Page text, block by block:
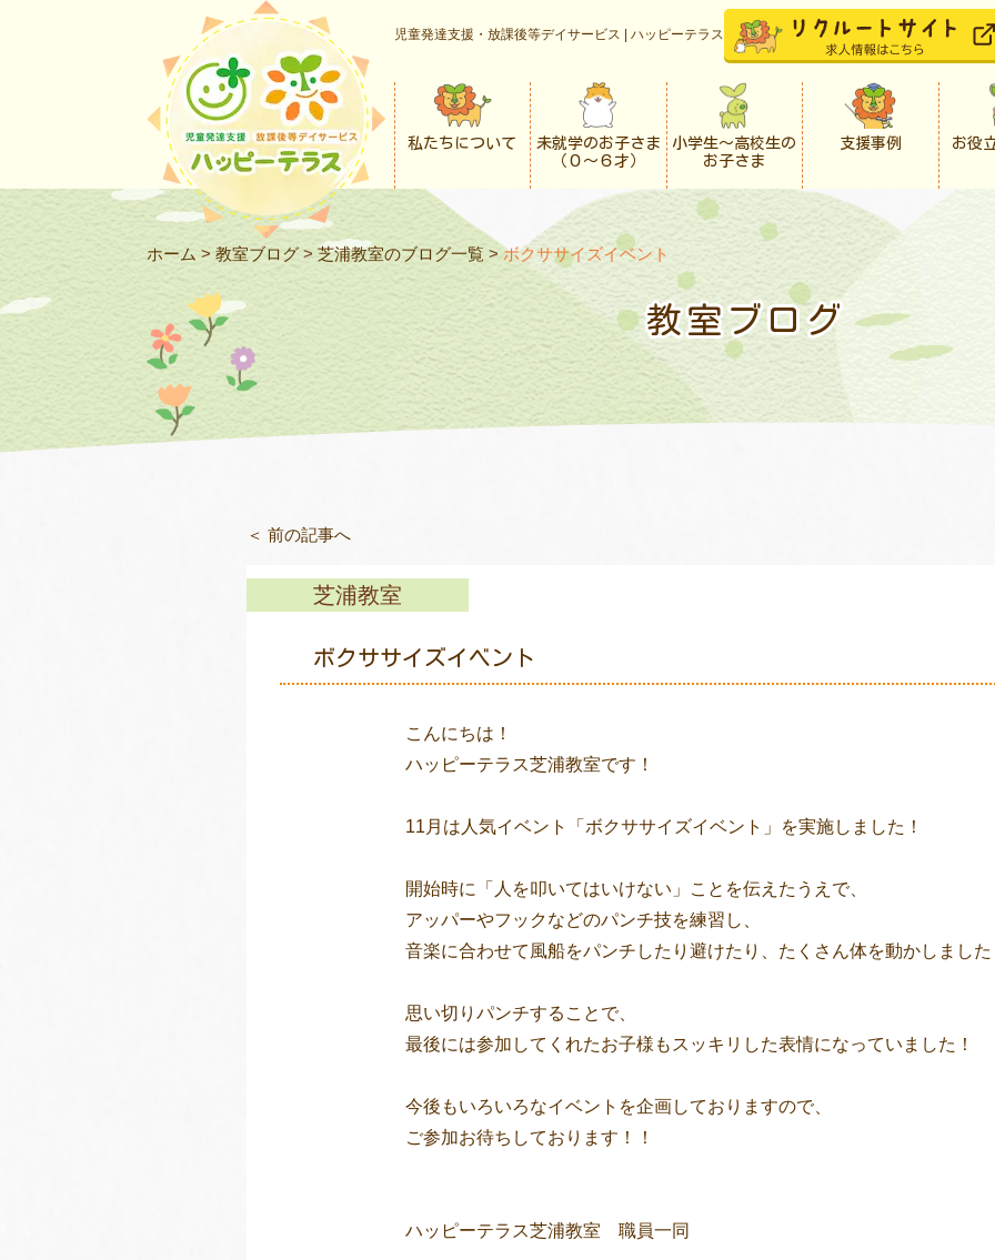
児童発達支援・放課後等デイサービス | ハッピーテラス
私たちについて
未就学のお子さま
（０〜６才）
小学生〜高校生の
お子さま
支援事例 お役
ホーム > 教室ブログ > 芝浦教室のブログ一覧 > ボクササイズイベント
教室ブログ
＜ 前の記事へ
芝浦教室
ボクササイズイベント
こんにちは！
ハッピーテラス芝浦教室です！
11月は人気イベント「ボクササイズイベント」を実施しました！
開始時に「人を叩いてはいけない」ことを伝えたうえで、
アッパーやフックなどのパンチ技を練習し、
音楽に合わせて風船をパンチしたり避けたり、たくさん体を動かしました
思い切りパンチすることで、
最後には参加してくれたお子様もスッキリした表情になっていました！
今後もいろいろなイベントを企画しておりますので、
ご参加お待ちしております！！
ハッピーテラス芝浦教室 職員一同